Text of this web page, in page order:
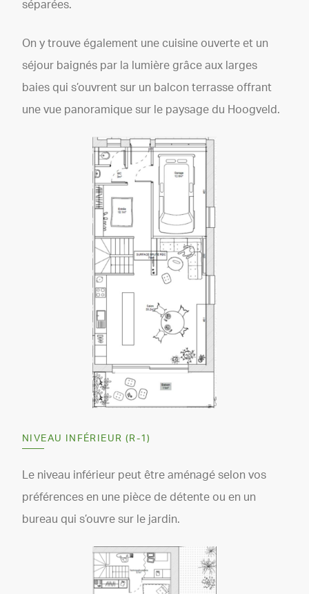
séparées.
On y trouve également une cuisine ouverte et un
séjour baignés par la lumière grâce aux larges
baies qui s’ouvrent sur un balcon terrasse offrant
une vue panoramique sur le paysage du Hoogveld.
NIVEAU INFÉRIEUR (R-1)
Le niveau inférieur peut être aménagé selon vos
préférences en une pièce de détente ou en un
bureau qui s’ouvre sur le jardin.